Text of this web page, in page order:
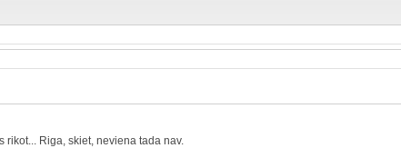
rikot... Riga, skiet, neviena tada nav.